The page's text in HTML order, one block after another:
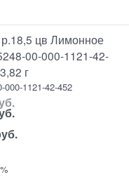
цв Лимонное
00-000-1121-42-
г
000-1121-42-452